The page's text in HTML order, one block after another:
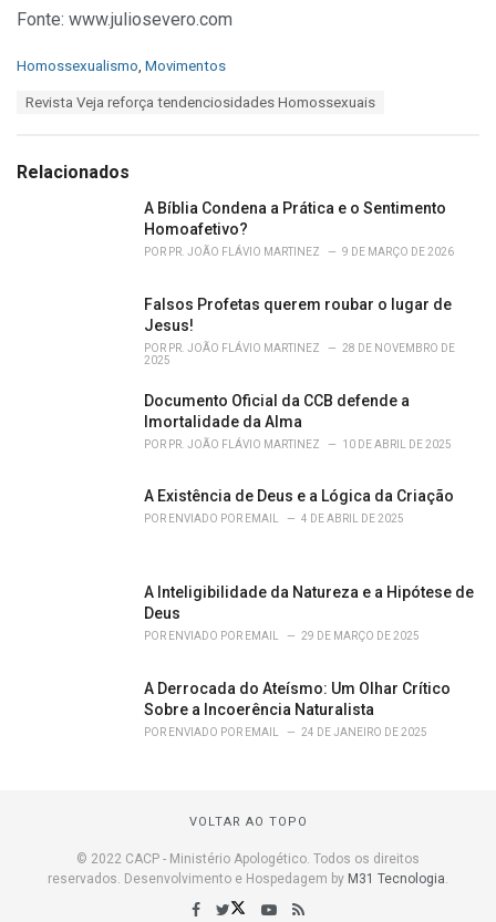
Fonte: www.juliosevero.com
C
o
r
Homossexualismo Movimentos
:
Revista Veja reforça tendenciosidades Homossexuais
Relacionados
A Bíblia Condena a Prática e o Sentimento
Homoafetivo?
POR PR. JOÃO FLÁVIO MARTINEZ 9 DE MARÇO DE 2026
Falsos Profetas querem roubar o lugar de
Jesus!
POR PR. JOÃO FLÁVIO MARTINEZ
28 DE NOVEMBRO DE
2025
Documento Oficial da CCB defende a
Imortalidade da Alma
POR PR. JOÃO FLÁVIO MARTINEZ 10 DE ABRIL DE 2025
A Existência de Deus e a Lógica da Criação
POR ENVIADO POR EMAIL 4 DE ABRIL DE 2025
A Inteligibilidade da Natureza e a Hipótese de
Deus
POR ENVIADO POR EMAIL 29 DE MARÇO DE 2025
A Derrocada do Ateísmo: Um Olhar Crítico
Sobre a Incoerência Naturalista
POR ENVIADO POR EMAIL 24 DE JANEIRO DE 2025
VOLTAR AO TOPO
© 2022 CACP - Ministério Apologético. Todos os direitos
reservados. Desenvolvimento e Hospedagem by M31 Tecnologia.